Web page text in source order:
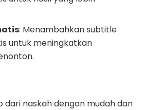
: Menambahkan subtitle
untuk meningkatkan
dari naskah dengan mudah dan